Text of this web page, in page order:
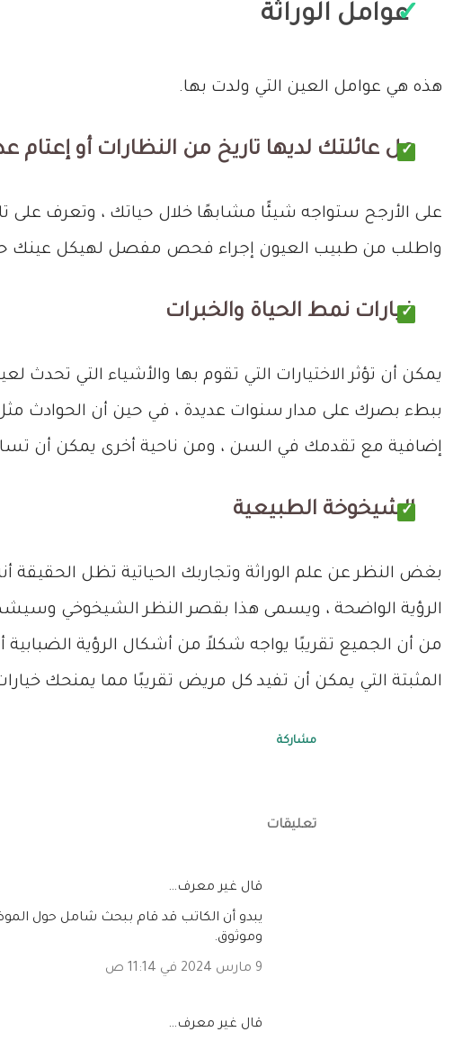
عوامل الوراثة
هذه هي عوامل العين التي ولدت بها.
هل عائلتك لديها تاريخ من النظارات أو إعتام
على الأرجح ستواجه شيئًا مشابهًا خلال حياتك ، وتعرف
واطلب من طبيب العيون إجراء فحص مفصل لهيكل عينك
خيارات نمط الحياة والخبرات
يمكن أن تؤثر الاختيارات التي تقوم بها والأشياء التي
ببطء بصرك على مدار سنوات عديدة ، في حين أن الحوادث
إضافية مع تقدمك في السن ، ومن ناحية أخرى يمكن أن تساعد
الشيخوخة الطبيعية
بغض النظر عن علم الوراثة وتجاربك الحياتية تظل
الرؤية الواضحة ، ويسمى هذا بقصر النظر الشيخوخي
من أن الجميع تقريبًا يواجه شكلاً من أشكال الرؤية
المثبتة التي يمكن أن تفيد كل مريض تقريبًا مما يمنحك
مشاركة
تعليقات
‏قال غير معرف…
يبدو أن الكاتب قد قام ببحث شامل حول
وموثوق.
9 مارس 2024 في 11:14 ص
‏قال غير معرف…